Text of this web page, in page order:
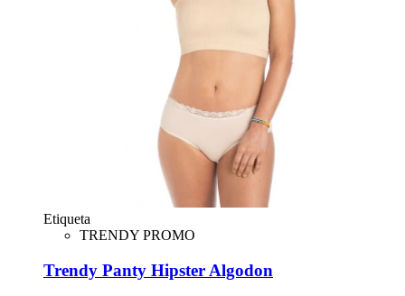
Etiqueta
TRENDY PROMO
Trendy Panty Hipster Algodon